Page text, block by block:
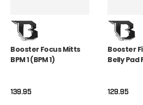
Booster Focus Mitts
BPM 1 (BPM 1)
139.95
Booster
Belly Pad
129.95